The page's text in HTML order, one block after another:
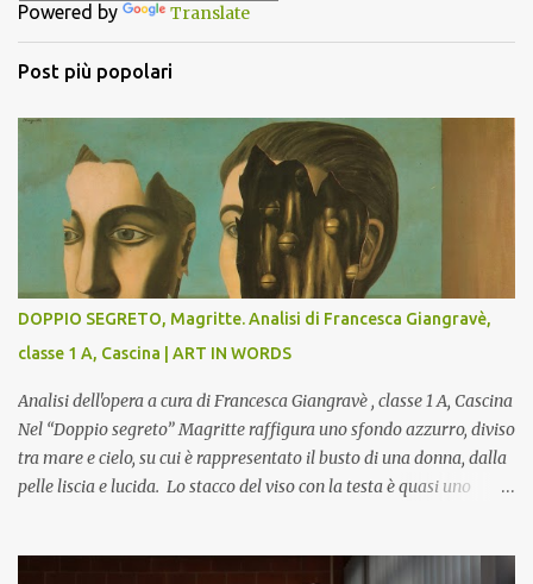
i
Powered by Translate
Post più popolari
DOPPIO SEGRETO, Magritte. Analisi di Francesca Giangravè,
classe 1 A, Cascina | ART IN WORDS
Analisi dell'opera a cura di Francesca Giangravè , classe 1 A, Cascina
Nel “Doppio segreto” Magritte raffigura uno sfondo azzurro, diviso
tra mare e cielo, su cui è rappresentato il busto di una donna, dalla
pelle liscia e lucida. Lo stacco del viso con la testa è quasi uno
un motivo che Magritte propone frequentemente nelle sue opere,